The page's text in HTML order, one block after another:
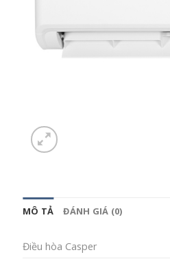
MÔ TẢ ĐÁNH GIÁ (0)
Điều hòa Casper